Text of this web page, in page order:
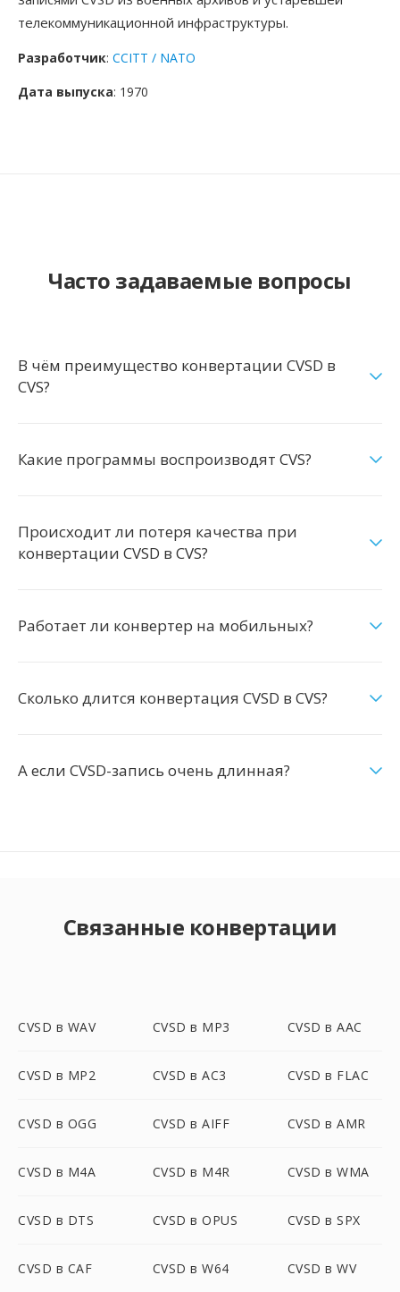
телекоммуникационной инфраструктуры.
Разработчик: CCITT / NATO
Дата выпуска: 1970
Часто задаваемые вопросы
В чём преимущество конвертации CVSD в
CVS?
Какие программы воспроизводят CVS?
Происходит ли потеря качества при
конвертации CVSD в CVS?
Работает ли конвертер на мобильных?
Сколько длится конвертация CVSD в CVS?
А если CVSD-запись очень длинная?
Связанные конвертации
CVSD в WAV CVSD в MP3 CVSD в AAC
CVSD в MP2 CVSD в AC3 CVSD в FLAC
CVSD в OGG CVSD в AIFF CVSD в AMR
CVSD в M4A CVSD в M4R CVSD в WMA
CVSD в DTS CVSD в OPUS CVSD в SPX
CVSD в CAF CVSD в W64 CVSD в WV